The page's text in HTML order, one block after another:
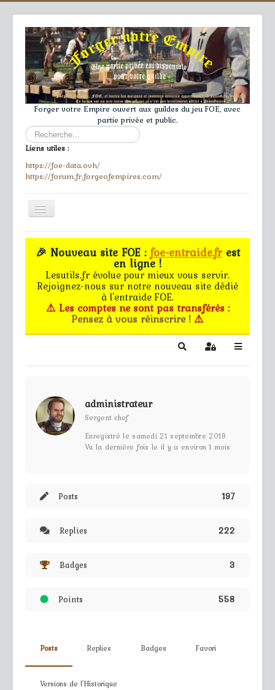
Forger votre Empire ouvert aux guildes du jeu FOE, avec
partie privée et public.
Rechercher
Liens utiles :
https://foe-data.ovh/
https://forum.fr.forgeofempires.com/
Toggle
Navigation
≡
Accueil
Le forum
Les G.M.s
Trucs & astuces
Partie privée
🎉 Nouveau site FOE :foe-entraide.frest
en ligne !
Lesutils.fr évolue pour mieux vous servir.
Rejoignez-nous sur notre nouveau site dédié
à l'entraide FOE.
⚠️ Les comptes ne sont pas transférés :
Pensez à vous réinscrire !⚠️
SearchSign In
administrateur
Sergent chef
Enregistré le samedi 21 septembre 2019
Vu la dernière fois le il y a environ 1 mois
Posts 197
Replies 222
Badges 3
Points 558
Posts Replies Badges Favori
Versions de l'Historique